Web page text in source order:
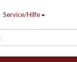
Service/Hilfe